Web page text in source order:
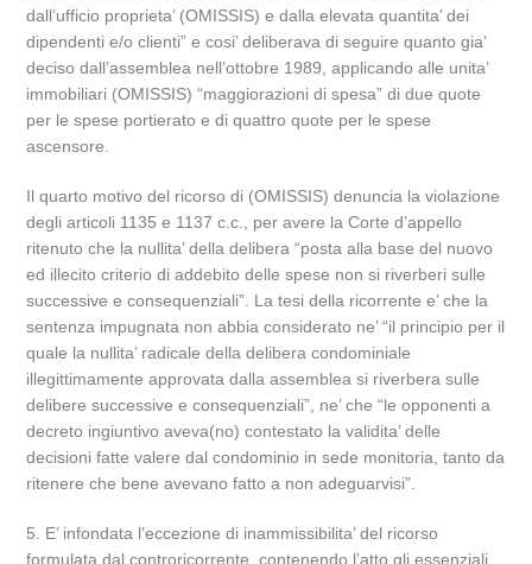
dall’ufficio proprieta’ (OMISSIS) e dalla elevata quantita’ dei
dipendenti e/o clienti” e cosi’ deliberava di seguire quanto gia’
deciso dall’assemblea nell’ottobre 1989, applicando alle unita’
immobiliari (OMISSIS) “maggiorazioni di spesa” di due quote
per le spese portierato e di quattro quote per le spese
ascensore.
Il quarto motivo del ricorso di (OMISSIS) denuncia la violazione
degli articoli 1135 e 1137 c.c., per avere la Corte d’appello
ritenuto che la nullita’ della delibera “posta alla base del nuovo
ed illecito criterio di addebito delle spese non si riverberi sulle
successive e consequenziali”. La tesi della ricorrente e’ che la
sentenza impugnata non abbia considerato ne’ “il principio per il
quale la nullita’ radicale della delibera condominiale
illegittimamente approvata dalla assemblea si riverbera sulle
delibere successive e consequenziali”, ne’ che “le opponenti a
decreto ingiuntivo aveva(no) contestato la validita’ delle
decisioni fatte valere dal condominio in sede monitoria, tanto da
ritenere che bene avevano fatto a non adeguarvisi”.
5. E’ infondata l’eccezione di inammissibilita’ del ricorso
formulata dal controricorrente, contenendo l’atto gli essenziali